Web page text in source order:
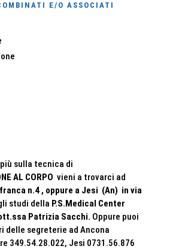
E/O ASSOCIATI
sulla tecnica di
AL CORPO vieni a trovarci ad
n.4 , oppure a Jesi (An) in via
studi della P.S.Medical Center
Patrizia Sacchi. Oppure puoi
delle segreterie ad Ancona
349.54.28.022, Jesi 0731.56.876